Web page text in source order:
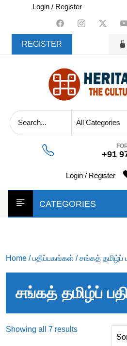
content
Login / Register
REGISTER
+91
Login / Register
CATEGORIES
Home /பதிப்பகங்கள் / சங்கத் தமிழ்ப்
சங்கத் தமிழ்ப்
Showing all 7 resultsSorted